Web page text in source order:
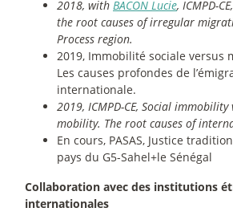
­2018, with BACON Lucie, ICMPD-
the root causes of irregular
Process region.
­2019, Immobilité sociale versus
Les causes profondes de
internationale.
­2019, ICMPD-CE, Social immobility
mobility. The root causes of
­En cours, PASAS, Justice
pays du G5-Sahel+le Sénégal
Collaboration avec des institutions
internationales